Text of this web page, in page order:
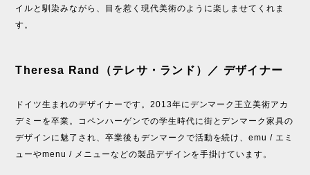
イルと馴染みながら、目を惹く現代美術のように楽しませてくれま
す。
Theresa Rand（テレサ・ランド）／ デザイナー
ドイツ生まれのデザイナーです。2013年にデンマーク王立美術アカ
デミーを卒業。コペンハーゲンでの学生時代に街とデンマーク家具の
デザインに魅了され、卒業後もデンマークで活動を続け、emu / エミ
ューやmenu / メニューなどの製品デザインを手掛けています。